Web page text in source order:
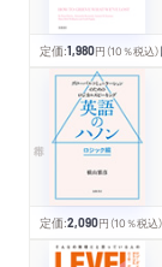
定価:1,980円 （10％税込）
定価:2,090円 （10％税込）